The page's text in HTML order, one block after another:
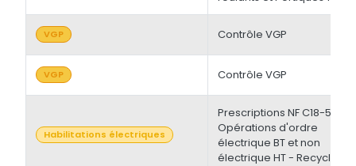
VGP Contrôle VGP
VGP Contrôle VGP
Habilitations électriques
Prescriptions NF C18-510 -
Opérations d'ordre
électrique BT et non
électrique HT - Recyclage